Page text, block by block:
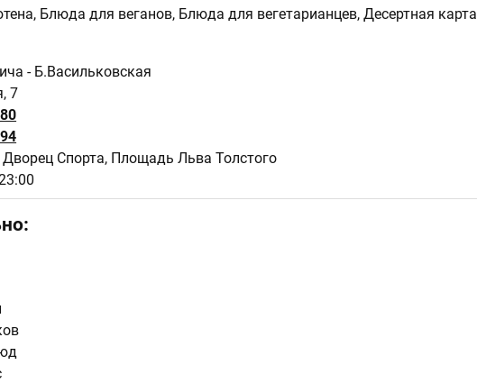
Блюда для веганов, Блюда для вегетарианцев, Десертная карта
- Б.Васильковская
7
Спорта, Площадь Льва Толстого